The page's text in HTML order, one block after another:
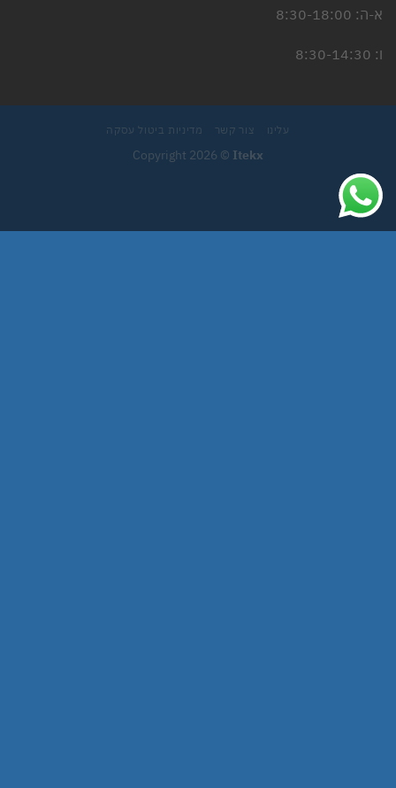
א-ה: 8:30-18:00
ו: 8:30-14:30
עלינו צור קשר מדיניות ביטול עסקה
Copyright 2026 © Itekx